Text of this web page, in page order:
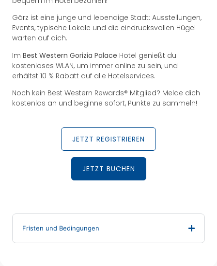
Görz ist eine junge und lebendige Stadt: Ausstellungen,
Events, typische Lokale und die eindrucksvollen Hügel
warten auf dich.
Im Best Western Gorizia Palace Hotel genießt du
kostenloses WLAN, um immer online zu sein, und
erhältst 10 % Rabatt auf alle Hotelservices.
Noch kein Best Western Rewards® Mitglied? Melde dich
kostenlos an und beginne sofort, Punkte zu sammeln!
JETZT REGISTRIEREN
JETZT BUCHEN
Fristen und Bedingungen